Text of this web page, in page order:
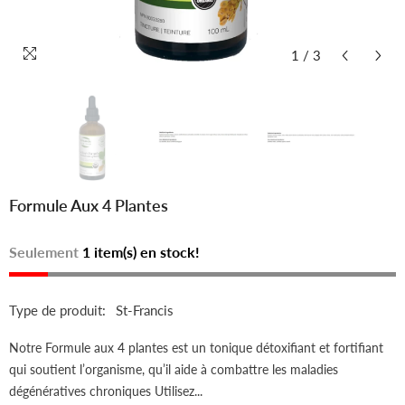
1 / 3
Formule Aux 4 Plantes
Seulement 1 item(s) en stock!
Type de produit: St-Francis
Notre Formule aux 4 plantes est un tonique détoxifiant et fortifiant
qui soutient l’organisme, qu’il aide à combattre les maladies
dégénératives chroniques Utilisez...